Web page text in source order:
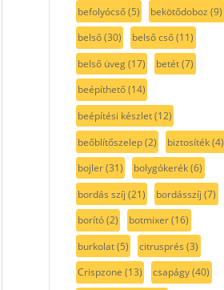
befolyócső(5) bekötődoboz (9)
belső(30) belső cső(11)
belső üveg(17) betét(7)
beépíthető(14)
beépítési készlet(12)
beőblítőszelep(2) biztosíték(4)
bojler(31) bolygókerék(6)
bordás szíj (21) bordásszíj (7)
borító(2) botmixer(16)
burkolat(5) citrusprés (3)
Crispzone (13) csapágy(40)